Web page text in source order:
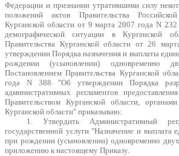
Федерации и признании утратившими силу
положений актов Правительства
Курганской области от 9 марта 2007 года N
демографической ситуации в Курганской
Правительства Курганской области от 26
утверждении Порядка назначения и выплаты
рождении (усыновлении) одновременно
Постановлением Правительства Курганской
года N 388 "Об утверждении Порядка
административных регламентов
Правительством Курганской области,
Курганской области" приказываю:
1. Утвердить Административный
государственной услуги "Назначение и выплата
при рождении (усыновлении) одновременно
приложению к настоящему Приказу.